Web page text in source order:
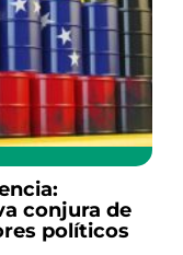
conjura de
políticos